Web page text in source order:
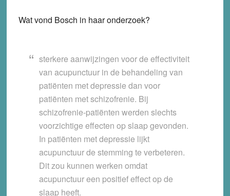
Wat vond Bosch in haar onderzoek?
sterkere aanwijzingen voor de effectiviteit
van acupunctuur in de behandeling van
patiënten met depressie dan voor
patiënten met schizofrenie. Bij
schizofrenie-patiënten werden slechts
voorzichtige effecten op slaap gevonden.
In patiënten met depressie lijkt
acupunctuur de stemming te verbeteren.
Dit zou kunnen werken omdat
acupunctuur een positief effect op de
slaap heeft.